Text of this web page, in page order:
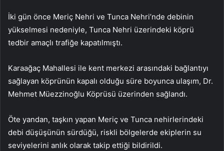
İki gün önce Meriç Nehri ve Tunca Nehri’nde debinin
yükselmesi nedeniyle, Tunca Nehri üzerindeki köprü
tedbir amaçlı trafiğe kapatılmıştı.
Karaağaç Mahallesi ile kent merkezi arasındaki bağlantıyı
sağlayan köprünün kapalı olduğu süre boyunca ulaşım, Dr.
Mehmet Müezzinoğlu Köprüsü üzerinden sağlandı.
Öte yandan, taşkın yapan Meriç ve Tunca nehirlerindeki
debi düşüşünün sürdüğü, riskli bölgelerde ekiplerin su
seviyelerini anlık olarak takip ettiği bildirildi.